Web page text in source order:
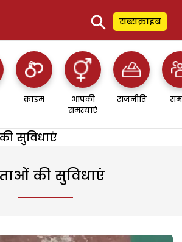
⚲ सब्सक्राइब
क्राइम
आपकी
समस्याएं
राजनीति
सुविधाएं
की सुविधाएं